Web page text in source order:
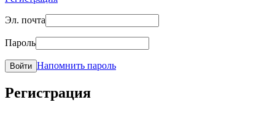
Эл. почта
Пароль
Войти Напомнить пароль
Регистрация